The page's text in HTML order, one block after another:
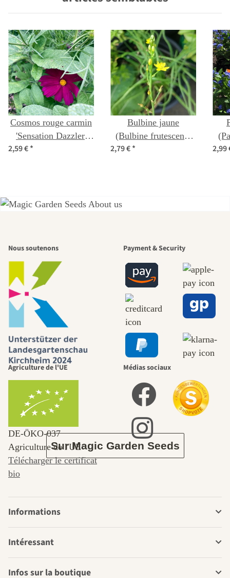
Cosmos rouge carmin
'Sensation Dazzler'
(Cosmos bipinnatus)
2,59 €*
Bulbine jaune
(Bulbine frutescens)
bio semences
2,79 €* 2,99
beaux
chemins
menant vers
nous-mêmes,
passe par le
jardin.
Sur Magic Garden Seeds
Nous soutenons Payment & Security
Agriculture de l'UE
DE‑ÖKO‑037
Agriculture de l'UE
Télécharger le certificat
bio
Médias sociaux
Informations
Intéressant
Infos sur la boutique